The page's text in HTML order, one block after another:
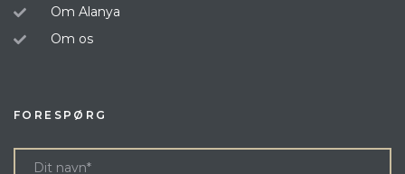
Om Alanya
Om os
FORESPØRG